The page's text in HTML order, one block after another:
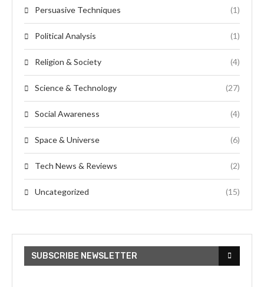
Persuasive Techniques (1)
Political Analysis (1)
Religion & Society (4)
Science & Technology (27)
Social Awareness (4)
Space & Universe (6)
Tech News & Reviews (2)
Uncategorized (15)
SUBSCRIBE NEWSLETTER